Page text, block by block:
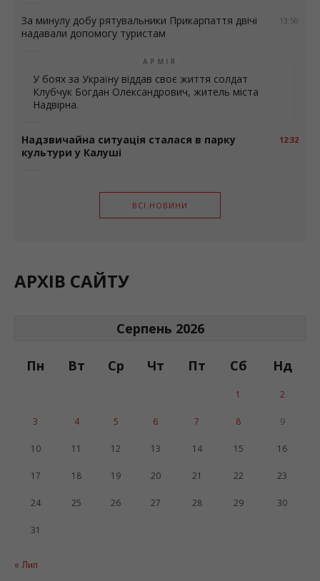
13:50
За минулу добу рятувальники Прикарпаття двічі
надавали допомогу туристам
АРМІЯ
У боях за Україну віддав своє життя солдат
Клубчук Богдан Олександрович, житель міста
Надвірна.
12:32
Надзвичайна ситуація сталася в парку
культури у Калуші
ВСІ НОВИНИ
АРХІВ САЙТУ
Серпень 2026
Пн Вт Ср Чт Пт Сб Нд
« Лип
1 2
3 4 5 6 7 8 9
10 11 12 13 14 15 16
17 18 19 20 21 22 23
24 25 26 27 28 29 30
31